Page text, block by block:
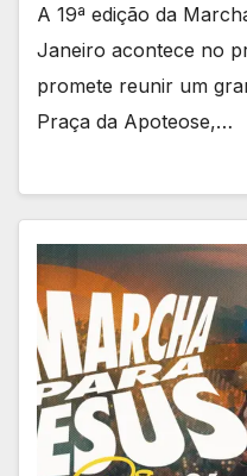
A 19ª edição da
Janeiro acontece no
promete reunir um
Praça da Apoteose,…